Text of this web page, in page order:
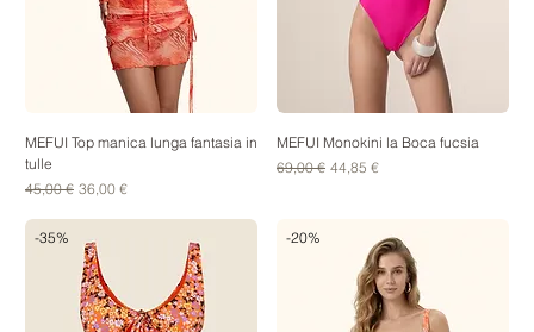
MEFUI Top manica lunga fantasia in
tulle
Prezzo regolare
45,00 € Prezzo scontato
36,00 €
MEFUI Monokini la Boca fucsia
Prezzo regolare
69,00 € Prezzo scontato
44,85 €
-35% -20%